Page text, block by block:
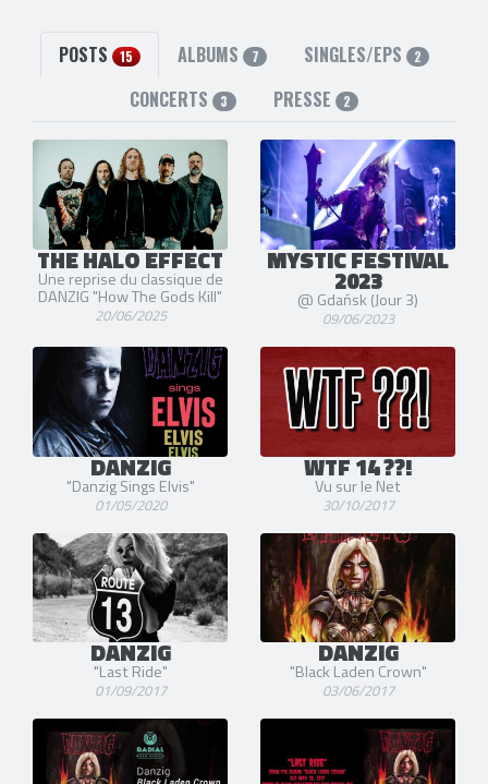
POSTS 15 ALBUMS 7 SINGLES/EPS 2
CONCERTS 3 PRESSE 2
THE HALO EFFECT
Une reprise du classique de
DANZIG "How The Gods Kill"
20/06/2025
MYSTIC FESTIVAL
2023
@ Gdańsk (Jour 3)
09/06/2023
DANZIG
"Danzig Sings Elvis"
01/05/2020
WTF 14 ??!
Vu sur le Net
30/10/2017
DANZIG
"Last Ride"
01/09/2017
DANZIG
"Black Laden Crown"
03/06/2017